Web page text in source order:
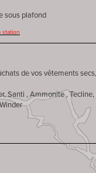
sous plafond
station
de vos vêtements
Santi , Ammonite , Tecline,